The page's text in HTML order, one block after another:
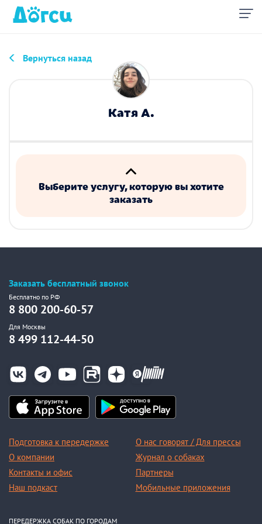
Вернуться назад
Катя А.
Выберите услугу, которую вы хотите
заказать
Заказать бесплатный звонок
Бесплатно по РФ
8 800 200-60-57
Для Москвы
8 499 112-44-50
Подготовка к передержке
О компании
Контакты и офис
Наш подкаст
О нас говорят / Для прессы
Журнал о собаках
Партнеры
Мобильные приложения
ПЕРЕДЕРЖКА СОБАК ПО ГОРОДАМ